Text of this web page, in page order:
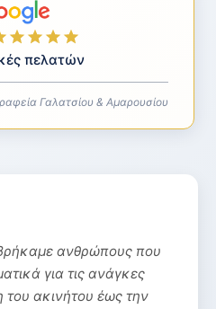
Οι εκτιμήσεις
που διενεργούμε
κατόπιν αυτοψίας και
δεδομένα της
του κάθε ακινήτου.
πολύ ακριβείς.
για να
μας.
πελατών
Γαλατσίου & Αμαρουσίου
ανθρώπους που
για τις ανάγκες
του ακινήτου έως την